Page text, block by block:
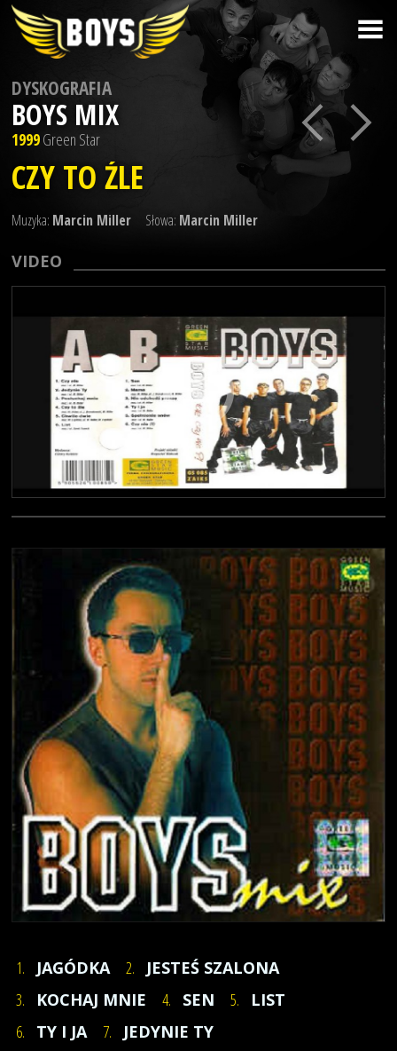
DYSKOGRAFIA
BOYS MIX
1999Green Star
CZY TO ŹLE
Muzyka: Marcin Miller Słowa: Marcin Miller
VIDEO
1. JAGÓDKA 2.
JESTEŚ SZALONA
3.
KOCHAJ MNIE 4. SEN 5.
LIST
6.
TY I JA 7.
JEDYNIE TY